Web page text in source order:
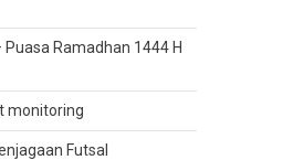
Ramadhan 1444 H
monitoring
Futsal